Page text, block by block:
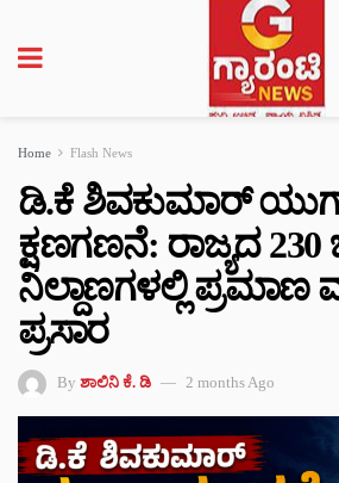
Home Flash News
ಡಿ.ಕೆ ಶಿವಕುಮಾರ್‌
ಕ್ಷಣಗಣನೆ: ರಾಜ್ಯದ
ನಿಲ್ದಾಣಗಳಲ್ಲಿ ಪ್ರಮಾಣ
ಪ್ರಸಾರ
By ಶಾಲಿನಿ ಕೆ. ಡಿ 2 months Ago